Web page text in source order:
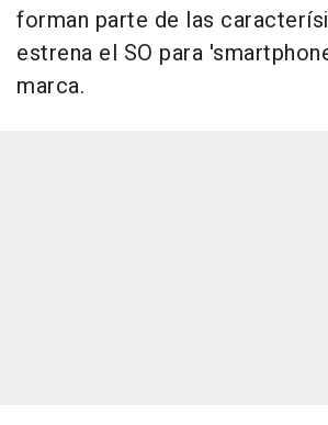
forman parte de las
estrena el SO para
marca.